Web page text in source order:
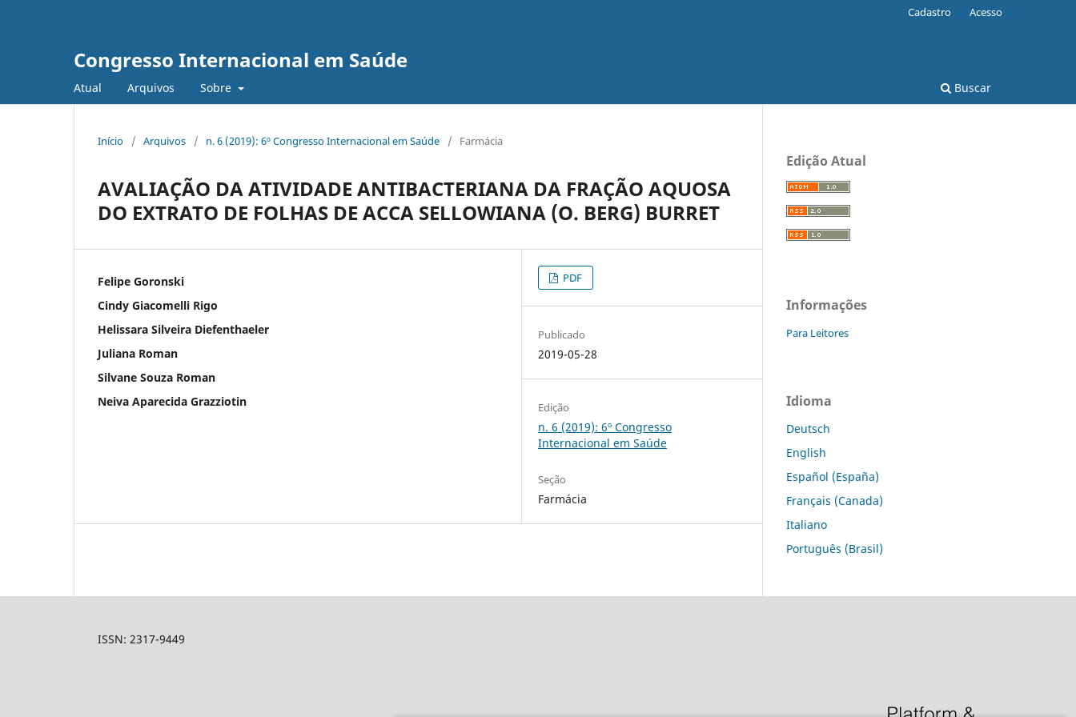
Congresso Internacional em Saúde
Atual Arquivos Sobre Buscar
Cadastro Acesso
Início / Arquivos / n. 6 (2019): 6º Congresso Internacional em Saúde / Farmácia
AVALIAÇÃO DA ATIVIDADE ANTIBACTERIANA DA FRAÇÃO AQUOSA
DO EXTRATO DE FOLHAS DE ACCA SELLOWIANA (O. BERG) BURRET
Felipe Goronski
Cindy Giacomelli Rigo
Helissara Silveira Diefenthaeler
Juliana Roman
Silvane Souza Roman
Neiva Aparecida Grazziotin
PDF
Publicado
2019-05-28
Edição
n. 6 (2019): 6º Congresso
Internacional em Saúde
Seção
Farmácia
Edição Atual
Informações
Para Leitores
Idioma
Deutsch
English
Español (España)
Français (Canada)
Italiano
Português (Brasil)
ISSN: 2317-9449